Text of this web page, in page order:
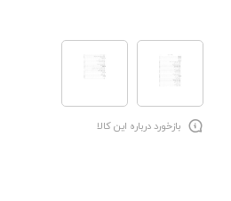
بازخورد درباره این کالا